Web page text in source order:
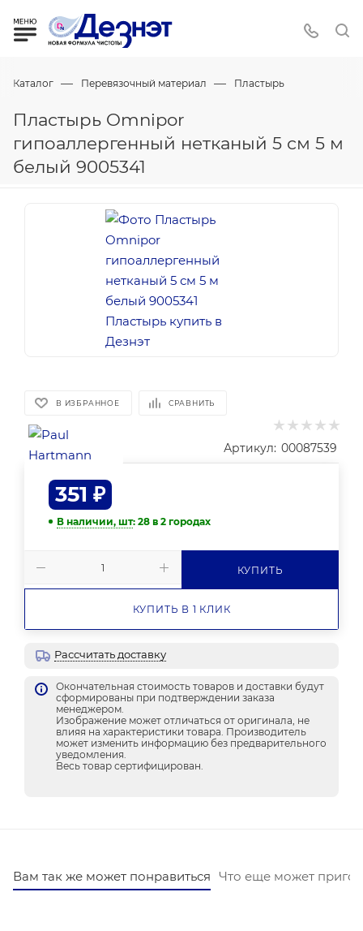
Каталог — Перевязочный материал — Пластырь
Пластырь Omnipor
гипоаллергенный нетканый 5 см 5 м
белый 9005341
В ИЗБРАННОЕ СРАВНИТЬ
Артикул: 00087539
351 ₽
В наличии, шт: 28 в 2 городах
КУПИТЬ
КУПИТЬ В 1 КЛИК
Рассчитать доставку
Окончательная стоимость товаров и доставки будут
сформированы при подтверждении заказа
менеджером.
Изображение может отличаться от оригинала, не
влияя на характеристики товара. Производитель
может изменить информацию без предварительного
уведомления.
Весь товар сертифицирован.
Вам так же может понравиться Что еще может